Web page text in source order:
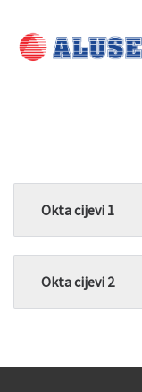
Okta cijevi 1
Okta cijevi 2